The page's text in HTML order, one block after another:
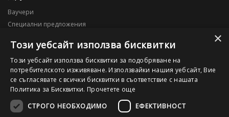
Ваучери
Специални предложения
Моят профил
Моят профил
История на поръчките
Желани продукти
×
Този уебсайт използва бисквитки
Този уебсайт използва бисквитки за подобряване на
потребителското изживяване. Използвайки нашия уебсайт, Вие
се съгласявате с всички бисквитки в съответствие с нашата
Политика за Бисквитки. Прочетете още
СТРОГО НЕОБХОДИМО
ЕФЕКТИВНОСТ